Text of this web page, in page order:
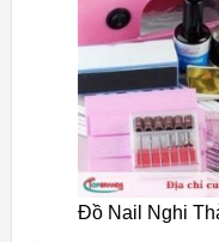
Đồ Nail Nghi